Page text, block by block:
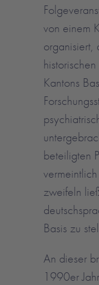
von einem
organisiert,
Kantons
beteiligten
zweifeln
Basis zu
An dieser
1990er